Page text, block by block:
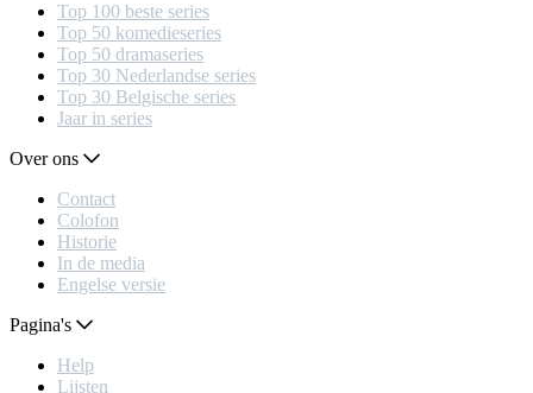
Top 100 beste series
Top 50 komedieseries
Top 50 dramaseries
Top 30 Nederlandse series
Top 30 Belgische series
Jaar in series
Over ons
Contact
Colofon
Historie
In de media
Engelse versie
Pagina's
Help
Lijsten